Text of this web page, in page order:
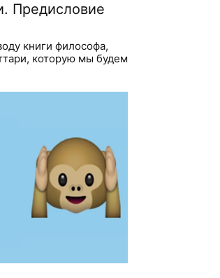
Предисловие
книги философа,
которую мы будем